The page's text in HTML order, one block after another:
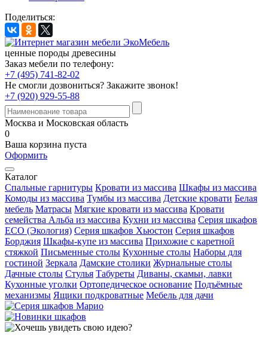
Поделиться:
ценные породы древесины
Заказ мебели по телефону:
+7 (495) 741-82-02
Не смогли дозвониться? Закажите звонок!
+7 (920) 929-55-88
Москва и Московская область
0
Ваша корзина пуста
Оформить
Каталог
Спальные гарнитуры Кровати из массива Шкафы из массива
Комоды из массива Тумбы из массива Детские кровати Белая
мебель Матрасы Мягкие кровати из массива Кровати
семейства Альба из массива Кухни из массива Серия шкафов
ECO (Экология) Серия шкафов Хьюстон Серия шкафов
Борджия Шкафы-купе из массива Прихожие с каретной
стяжкой Письменные столы Кухонные столы Наборы для
гостиной Зеркала Дамские столики Журнальные столы
Дачные столы Стулья Табуреты Диваны, скамьи, лавки
Кухонные уголки Ортопедическое основание Подъёмные
механизмы Ящики подкроватные Мебель для дачи